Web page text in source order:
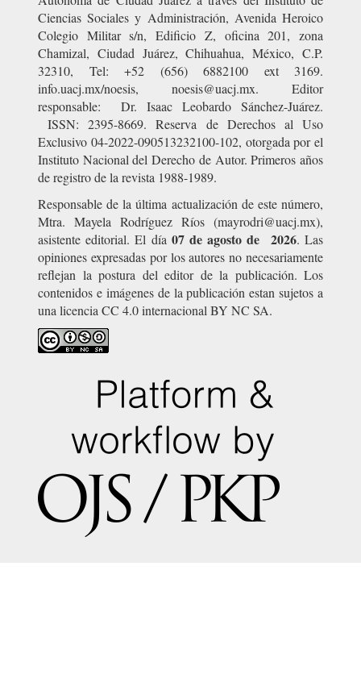
Ciencias Sociales y Administración, Avenida Heroico
Colegio Militar s/n, Edificio Z, oficina 201, zona
Chamizal, Ciudad Juárez, Chihuahua, México, C.P.
32310, Tel: +52 (656) 6882100 ext 3169.
info.uacj.mx/noesis, noesis@uacj.mx. Editor
responsable: Dr. Isaac Leobardo Sánchez-Juárez.
ISSN: 2395-8669. Reserva de Derechos al Uso
Exclusivo 04-2022-090513232100-102, otorgada por el
Instituto Nacional del Derecho de Autor. Primeros años
de registro de la revista 1988-1989.
Responsable de la última actualización de este número,
Mtra. Mayela Rodríguez Ríos (mayrodri@uacj.mx),
asistente editorial. El día 07 de agosto de 2026. Las
opiniones expresadas por los autores no necesariamente
reflejan la postura del editor de la publicación. Los
contenidos e imágenes de la publicación estan sujetos a
una licencia CC 4.0 internacional BY NC SA.